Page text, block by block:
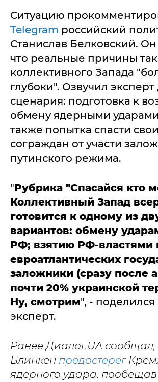
Ситуацию
Telegram российский
Станислав Белковский. Он
что реальные причины
коллективного Запада
глубоки". Озвучил эксперт
сценария: подготовка к
обмену ядерными
также попытка спасти
сограждан от участи
путинского режима.
"Рубрика "Спасайся кто
Коллективный Запад
готовится к одному из
вариантов: обмену
РФ; взятию РФ-властями
евроатлантических
заложники (сразу после
почти 20% украинской
Ну, смотрим", -
эксперт.
Ранее Диалог.UA сообщал,
Блинкен предостерег
ядерного удара,